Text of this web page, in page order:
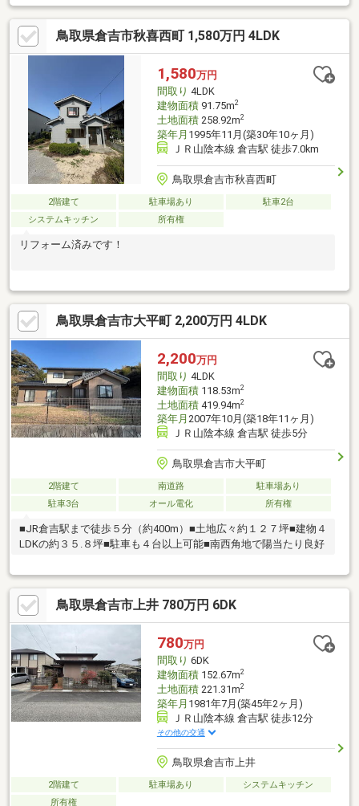
鳥取県倉吉市秋喜西町 1,580万円 4LDK
1,580万円
間取り 4LDK
建物面積91.75m2
土地面積258.92m2
築年月 1995年11月(築30年10ヶ月)
ＪＲ山陰本線 倉吉駅 徒歩7.0km
鳥取県倉吉市秋喜西町
2階建て 駐車場あり
駐車2台
システムキッチン
所有権
リフォーム済みです！
鳥取県倉吉市大平町 2,200万円 4LDK
2,200万円
間取り 4LDK
建物面積118.53m2
土地面積419.94m2
築年月 2007年10月(築18年11ヶ月)
ＪＲ山陰本線 倉吉駅 徒歩5分
鳥取県倉吉市大平町
2階建て 南道路
駐車場あり
駐車3台
オール電化 所有権
■JR倉吉駅まで徒歩５分（約400m）■土地広々約１２７坪■建物４
LDKの約３５.８坪■駐車も４台以上可能■南西角地で陽当たり良好
鳥取県倉吉市上井 780万円 6DK
780万円
間取り 6DK
建物面積152.67m2
土地面積221.31m2
築年月 1981年7月(築45年2ヶ月)
ＪＲ山陰本線 倉吉駅 徒歩12分
その他の交通
鳥取県倉吉市上井
2階建て 駐車場あり
システムキッチン
所有権